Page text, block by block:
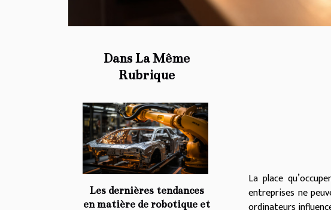
Dans La Même
Rubrique
Les dernières tendances
en matière de robotique et
La place
entreprises ne